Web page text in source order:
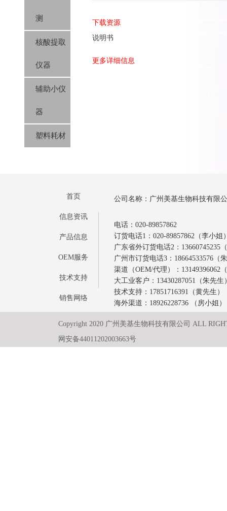
测
核酸提取
仪器
辅助小仪
器
塑料耗材
下载资源
说明书
更多详细信息
首页
信息资讯
产品信息
OEM服务
技术支持
销售网络
公司名称：广州美基生物科技有限
电话：020-89857862
订货电话1：020-89857862（李小姐
广东省外订货电话2：13660745235
广州市订货电话3：18664533576（
渠道（OEM/代理）：13149396062
大工业客户：13430287051（朱先生
技术支持：17851716391（黄先生）
海外渠道：18926228736 （房小姐）
Copyright 2020 广州美基生物科技有限公司 ALL
网安备44011202003663号